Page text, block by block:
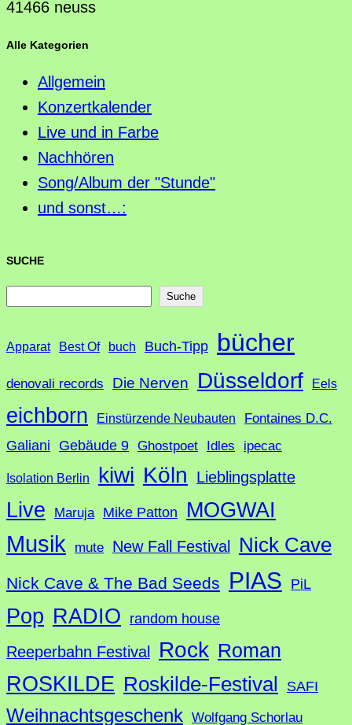
41466 neuss
Alle Kategorien
Allgemein
Konzertkalender
Live und in Farbe
Nachhören
Song/Album der "Stunde"
und sonst…:
SUCHE
c
Suche
Apparat Best Of buch Buch-Tipp bücher
denovali records Die Nerven Düsseldorf Eels
eichborn Einstürzende Neubauten Fontaines D.C.
Galiani Gebäude 9 Ghostpoet Idles ipecac
Isolation Berlin kiwi Köln Lieblingsplatte
Live Maruja Mike Patton MOGWAI
Musik mute New Fall Festival Nick Cave
Nick Cave & The Bad Seeds PIAS PiL
Pop RADIO random house
Reeperbahn Festival Rock Roman
ROSKILDE Roskilde-Festival SAFI
Weihnachtsgeschenk Wolfgang Schorlau